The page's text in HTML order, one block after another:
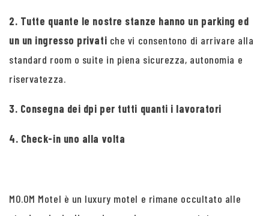
2. Tutte quante le nostre stanze hanno un parking ed
un un ingresso privati che vi consentono di arrivare alla
standard room o suite in piena sicurezza, autonomia e
riservatezza.
3. Consegna dei dpi per tutti quanti i lavoratori
4. Check-in uno alla volta
MO.OM Motel è un luxury motel e rimane occultato alle